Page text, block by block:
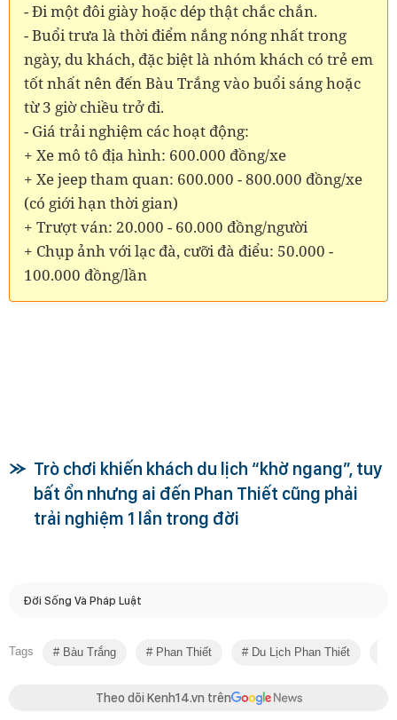
- Đi một đôi giày hoặc dép thật chắc chắn.
- Buổi trưa là thời điểm nắng nóng nhất trong
ngày, du khách, đặc biệt là nhóm khách có trẻ em
tốt nhất nên đến Bàu Trắng vào buổi sáng hoặc
từ 3 giờ chiều trở đi.
- Giá trải nghiệm các hoạt động:
+ Xe mô tô địa hình: 600.000 đồng/xe
+ Xe jeep tham quan: 600.000 - 800.000 đồng/xe
(có giới hạn thời gian)
+ Trượt ván: 20.000 - 60.000 đồng/người
+ Chụp ảnh với lạc đà, cưỡi đà điểu: 50.000 -
100.000 đồng/lần
Trò chơi khiến khách du lịch “khờ ngang”, tuy
bất ổn nhưng ai đến Phan Thiết cũng phải
trải nghiệm 1 lần trong đời
Đời Sống Và Pháp Luật
Tags Bàu Trắng Phan Thiết Du Lịch Phan Thiết
Theo dõi Kenh14.vn trên